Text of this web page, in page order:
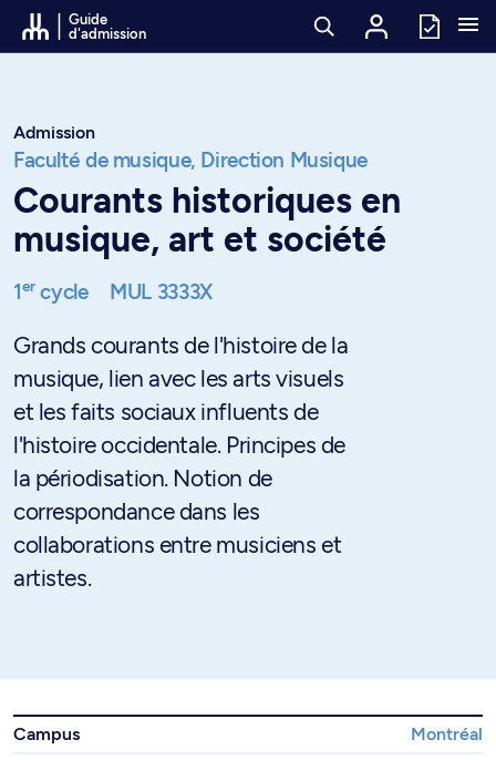
Passer au contenu
Guide
d'admission
Admission
Faculté de musique, Direction Musique
Courants historiques en
musique, art et société
1ercycle MUL 3333X
Grands courants de l'histoire de la
musique, lien avec les arts visuels
et les faits sociaux influents de
l'histoire occidentale. Principes de
la périodisation. Notion de
correspondance dans les
collaborations entre musiciens et
artistes.
Campus
Montréal